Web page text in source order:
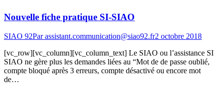
Nouvelle fiche pratique SI-SIAO
SIAO 92Parassistant.communication@siao92.fr2 octobre 2018
[vc_row][vc_column][vc_column_text] Le SIAO ou l’assistance SI
SIAO ne gère plus les demandes liées au “Mot de de passe oublié,
compte bloqué après 3 erreurs, compte désactivé ou encore mot
de…